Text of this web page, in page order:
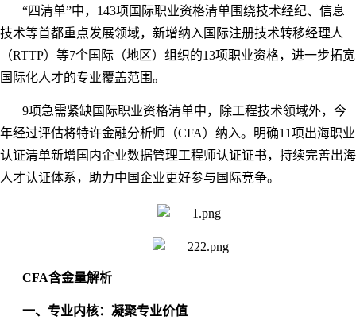
“四清单”中，143项国际职业资格清单围绕技术经纪、信息
技术等首都重点发展领域，新增纳入国际注册技术转移经理人
（RTTP）等7个国际（地区）组织的13项职业资格，进一步拓宽
国际化人才的专业覆盖范围。
9项急需紧缺国际职业资格清单中，除工程技术领域外，今
年经过评估将特许金融分析师（CFA）纳入。明确11项出海职业
认证清单新增国内企业数据管理工程师认证证书，持续完善出海
人才认证体系，助力中国企业更好参与国际竞争。
CFA含金量解析
一、专业内核：凝聚专业价值